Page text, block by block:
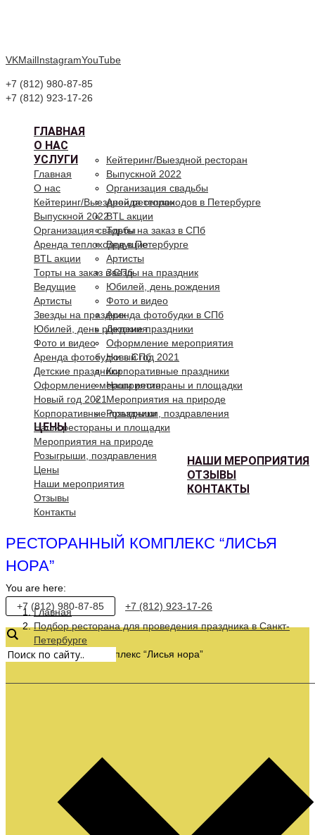
VKMailInstagramYouTube
+7 (812) 980-87-85
+7 (812) 923-17-26
ГЛАВНАЯ
О НАС
УСЛУГИ
Кейтеринг/Выездной ресторан
Выпускной 2022
Организация свадьбы
Аренда теплоходов в Петербурге
BTL акции
Торты на заказ в СПб
Ведущие
Артисты
Звезды на праздник
Юбилей, день рождения
Фото и видео
Аренда фотобудки в СПб
Детские праздники
Оформление мероприятия
Новый год 2021
Корпоративные праздники
Наши рестораны и площадки
Мероприятия на природе
Розыгрыши, поздравления
ЦЕНЫ
НАШИ МЕРОПРИЯТИЯ
ОТЗЫВЫ
КОНТАКТЫ
Главная
О нас
Кейтеринг/Выездной ресторан
Выпускной 2022
Организация свадьбы
Аренда теплоходов в Петербурге
BTL акции
Торты на заказ в СПб
Ведущие
Артисты
Звезды на праздник
Юбилей, день рождения
Фото и видео
Аренда фотобудки в СПб
Детские праздники
Оформление мероприятия
Новый год 2021
Корпоративные праздники
Наши рестораны и площадки
Мероприятия на природе
Розыгрыши, поздравления
Цены
Наши мероприятия
Отзывы
Контакты
РЕСТОРАННЫЙ КОМПЛЕКС “ЛИСЬЯ
НОРА”
You are here:
Главная
Подбор ресторана для проведения праздника в Санкт-
Петербурге
Ресторанный комплекс “Лисья нора”
+7 (812) 980-87-85 +7 (812) 923-17-26